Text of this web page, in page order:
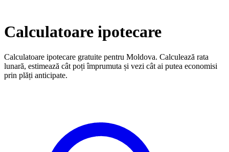
Calculatoare ipotecare
Calculatoare ipotecare gratuite pentru Moldova. Calculează rata
lunară, estimează cât poți împrumuta și vezi cât ai putea economisi
prin plăți anticipate.